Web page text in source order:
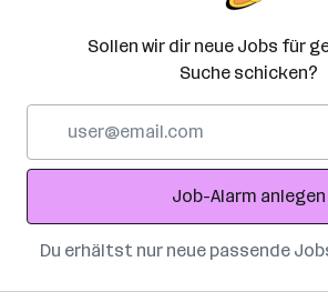
Sollen wir dir neue Jobs für
Suche schicken?
Adresse
Job-Alarm anlegen
Du erhältst nur neue passende